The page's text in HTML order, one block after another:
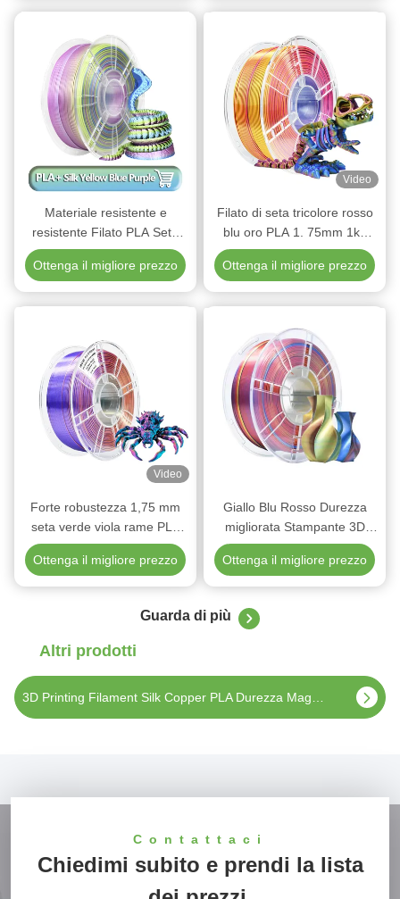
rimuoverlo e ispezionarlo più attentamente, assicurandovi
quali filamenti fusi o frammenti.Qualsiasi blocco ostacolerà il
flusso regolare del filamentoSe si riscontrano problemi
gravi, si dovrebbe prendere in considerazione la possibilità
di sostituirli con nuovi. Se provi tutte le tecniche di cui sopra,
dovresti essere in grado di risolvere il problema.si dovrebbe
prendere in considerazione la sostituzione dell'intera
estrussione per verificare se il problema è stato risolto e se
la qualità di stampa è migliorata.
Materiale resistente e
resistente Filato PLA Seta
Giallo Blu Viola Stampa 3D
1,75mm
Ottenga il migliore prezzo
Video
Filato di seta tricolore rosso
blu oro PLA 1. 75mm 1kg
Filamento di stampa 3D
Ottenga il migliore prezzo
Video
Forte robustezza 1,75 mm
seta verde viola rame PLA
Filamento di stampa 3D
Filamento
Ottenga il migliore prezzo
Giallo Blu Rosso Durezza
migliorata Stampante 3D
Filamento di seta PLA per
stampante desktop
Ottenga il migliore prezzo
Guarda di più
Altri prodotti
1000 g di filo di stampa 3D in seta PLA tricolore giallo viola blu
Contattaci
Chiedimi subito e prendi la lista